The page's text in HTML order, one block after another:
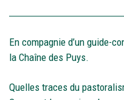
En compagnie d’un guide-
la Chaîne des Puys.
Quelles traces du